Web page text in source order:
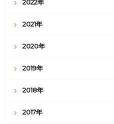
2022年
2021年
2020年
2019年
2018年
2017年